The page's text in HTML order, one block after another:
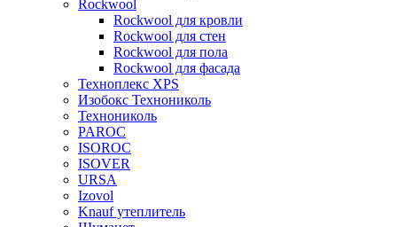
Rockwool
Rockwool для кровли
Rockwool для стен
Rockwool для пола
Rockwool для фасада
Техноплекс XPS
Изобокс Технониколь
Технониколь
PAROC
ISOROC
ISOVER
URSA
Izovol
Knauf утеплитель